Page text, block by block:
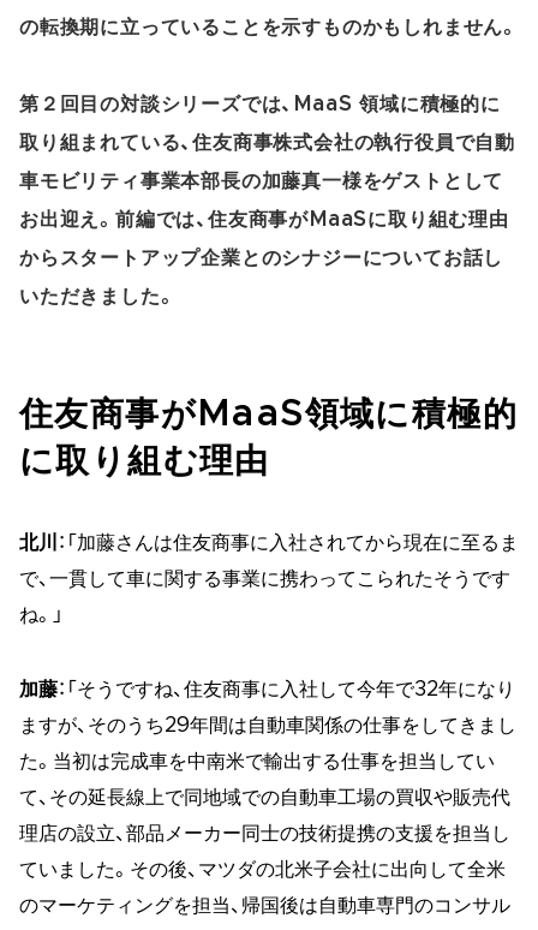
の転換期に立っていることを示すものかもしれません。
第２回目の対談シリーズでは、MaaS 領域に積極的に
取り組まれている、住友商事株式会社の執行役員で自動
車モビリティ事業本部長の加藤真一様をゲストとして
お出迎え。前編では、住友商事がMaaSに取り組む理由
からスタートアップ企業とのシナジーについてお話し
いただきました。
住友商事がMaaS領域に積極的
に取り組む理由
北川
：「加藤さんは住友商事に入社されてから現在に至るま
で、一貫して車に関する事業に携わってこられたそうです
ね。」
加藤：「そうですね、住友商事に入社して今年で32年になり
ますが、そのうち29年間は自動車関係の仕事をしてきまし
た。当初は完成車を中南米で輸出する仕事を担当してい
て、その延長線上で同地域での自動車工場の買収や販売代
理店の設立、部品メーカー同士の技術提携の支援を担当し
ていました。その後、マツダの北米子会社に出向して全米
のマーケティングを担当、帰国後は自動車専門のコンサル